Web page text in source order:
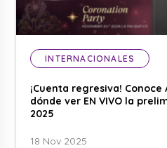
INTERNACIONALES
¡Cuenta regresiva! Conoce
dónde ver EN VIVO la
2025
18 Nov 2025